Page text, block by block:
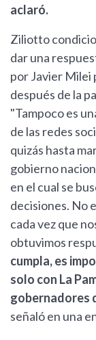
aclaró.
Ziliotto
dar una
por Javier Milei
después de la
"Tampoco es
de las redes
quizás hasta
gobierno
en el cual se
decisiones. No
cada vez que
obtuvimos
cumpla, es
solo con La
gobernadores
señaló en una